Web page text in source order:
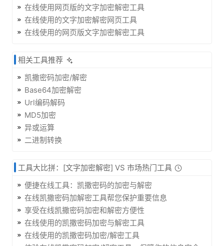
在线使用网页版的文字加密解密工具
在线使用的文字加密解密网页工具
在线使用的网页版文字加密解密工具
相关工具推荐
凯撒密码加密/解密
Base64加密解密
Url编码解码
MD5加密
异或运算
二进制转换
工具大比拼：[文字加密解密] VS 市场热门工具
便捷在线工具：凯撒密码的加密与解密
在线凯撒密码加解密工具帮您保护重要信息
享受在线凯撒密码加密和解密方便性
在线使用的凯撒密码加密与解密工具
在线使用的凯撒密码加密/解密工具